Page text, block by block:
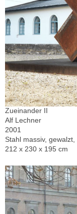
Zueinander II
Alf Lechner
2001
Stahl massiv,
212 x 230 x 195 cm